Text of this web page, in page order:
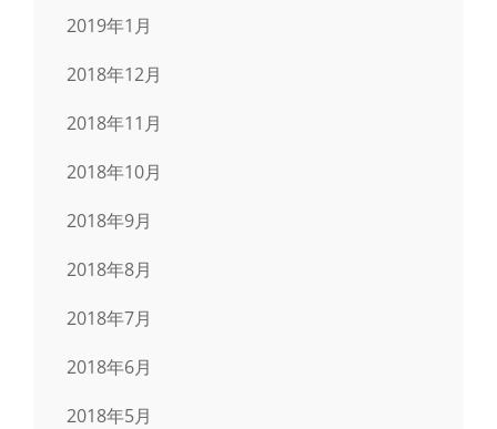
2019年1月
2018年12月
2018年11月
2018年10月
2018年9月
2018年8月
2018年7月
2018年6月
2018年5月